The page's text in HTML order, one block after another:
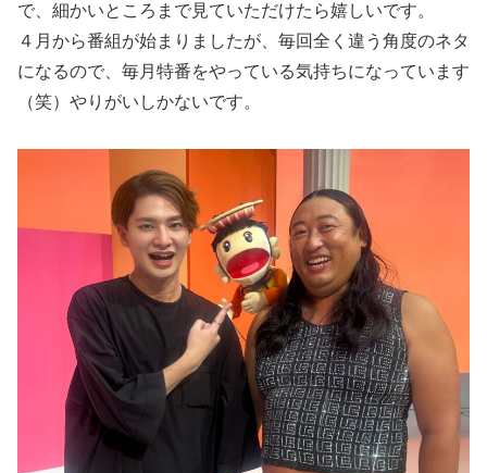
で、細かいところまで見ていただけたら嬉しいです。
４月から番組が始まりましたが、毎回全く違う角度のネタ
になるので、毎月特番をやっている気持ちになっています
（笑）やりがいしかないです。